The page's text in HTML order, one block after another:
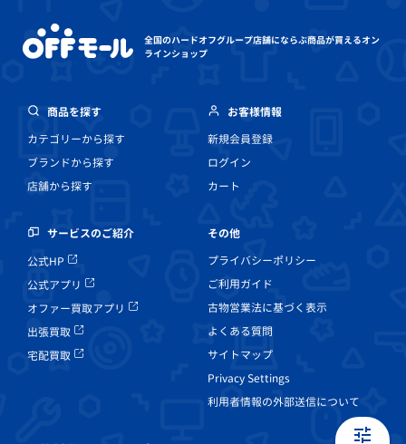
全国のハードオフグループ店舗にならぶ商品が買えるオン
ラインショップ
商品を探す
カテゴリーから探す
ブランドから探す
店舗から探す
お客様情報
新規会員登録
ログイン
カート
サービスのご紹介
公式HP
公式アプリ
オファー買取アプリ
出張買取
宅配買取
その他
プライバシーポリシー
ご利用ガイド
古物営業法に基づく表示
よくある質問
サイトマップ
Privacy Settings
利用者情報の外部送信について